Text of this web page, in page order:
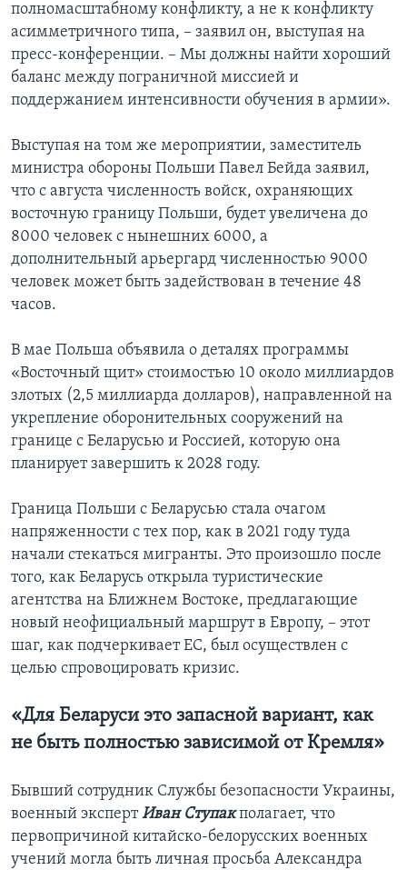
полномасштабному конфликту, а не к конфликту
асимметричного типа, – заявил он, выступая на
пресс-конференции. – Мы должны найти хороший
баланс между пограничной миссией и
поддержанием интенсивности обучения в армии».
Выступая на том же мероприятии, заместитель
министра обороны Польши Павел Бейда заявил,
что с августа численность войск, охраняющих
восточную границу Польши, будет увеличена до
8000 человек с нынешних 6000, а
дополнительный арьергард численностью 9000
человек может быть задействован в течение 48
часов.
В мае Польша объявила о деталях программы
«Восточный щит» стоимостью 10 около миллиардов
злотых (2,5 миллиарда долларов), направленной на
укрепление оборонительных сооружений на
границе с Беларусью и Россией, которую она
планирует завершить к 2028 году.
Граница Польши с Беларусью стала очагом
напряженности с тех пор, как в 2021 году туда
начали стекаться мигранты. Это произошло после
того, как Беларусь открыла туристические
агентства на Ближнем Востоке, предлагающие
новый неофициальный маршрут в Европу, – этот
шаг, как подчеркивает ЕС, был осуществлен с
целью спровоцировать кризис.
«Для Беларуси это запасной вариант, как
не быть полностью зависимой от Кремля»
Бывший сотрудник Службы безопасности Украины,
военный экспертИван Ступакполагает, что
первопричиной китайско-белорусских военных
учений могла быть личная просьба Александра